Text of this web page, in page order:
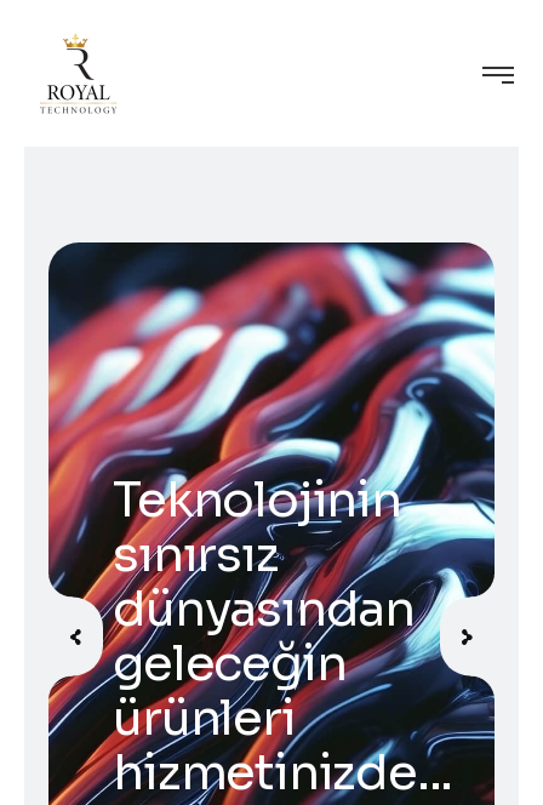
Teknolojinin
sınırsız
dünyasından
geleceğin
ürünleri
hizmetinizde...